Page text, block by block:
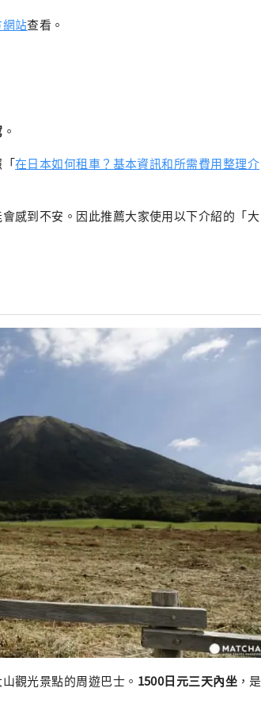
站查看。
。
在日本如何租車？基本資訊和所需費用整理介
感到不安。因此推薦大家使用以下介紹的「大
觀光景點的周遊巴士。 1500日元三天內坐 ，是